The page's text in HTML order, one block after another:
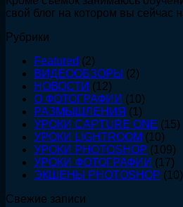
неделю.
Вот
сделал
свой блог на котором вы сейчас
Рубрики
Featured (2)
ВИДЕООБЗОРЫ (2)
НОВОСТИ (12)
О ФОТОГРАФИИ (10)
РАЗМЫШЛЕНИЯ (1)
УРОКИ CAPTURE ONE (15)
УРОКИ LIGHTROOM (10)
УРОКИ PHOTOSHOP (109)
УРОКИ ФОТОГРАФИИ (17)
ЭКШЕНЫ PHOTOSHOP (10)
Свежие записи